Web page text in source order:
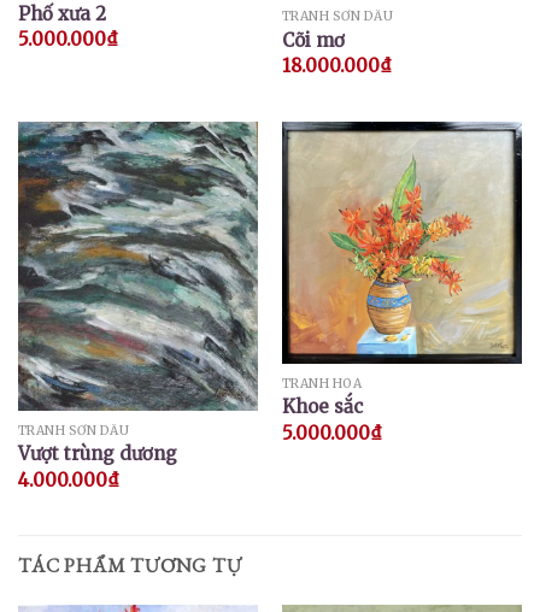
Phố xưa 2
5.000.000₫
TRANH SƠN DẦU
Cõi mơ
18.000.000₫
TRANH SƠN DẦU
Vượt trùng dương
4.000.000₫
TRANH HOA
Khoe sắc
5.000.000₫
TÁC PHẨM TƯƠNG TỰ